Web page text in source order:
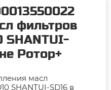
фильтров
SHANTUI-
Ротор+
масл
SHANTUI-SD16 в